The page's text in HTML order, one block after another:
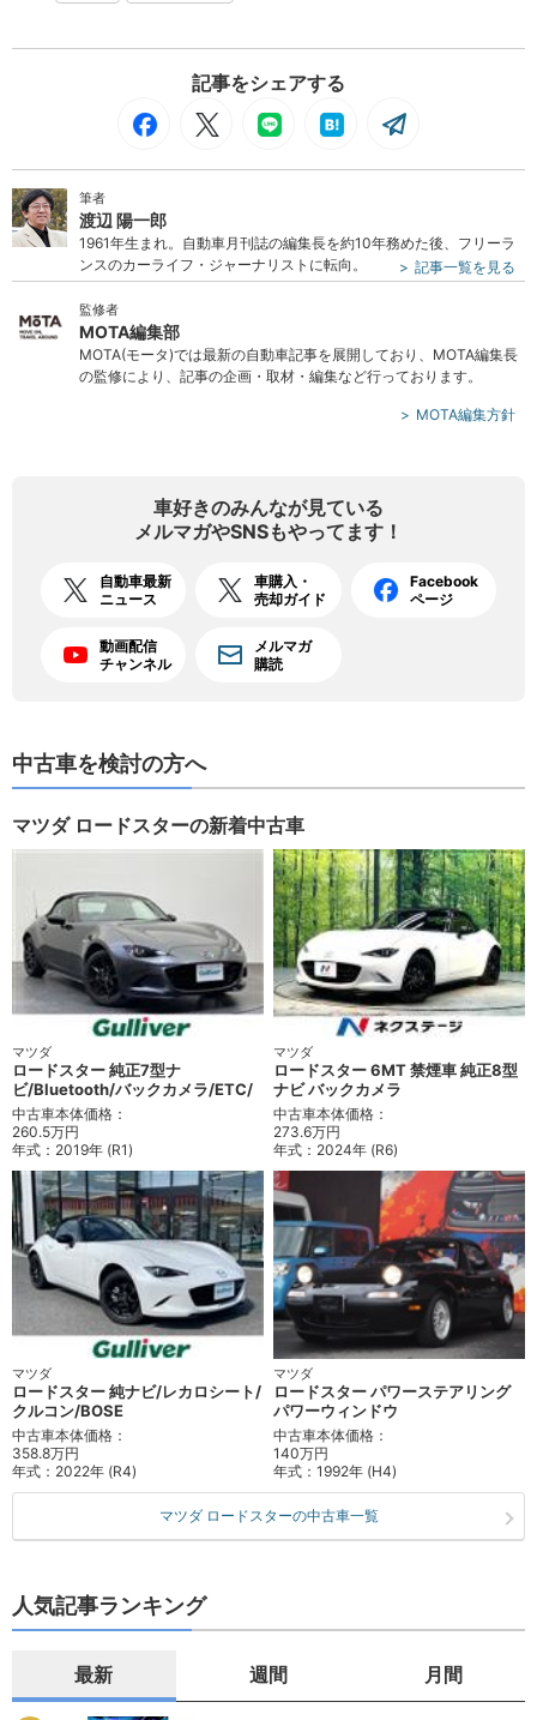
記事をシェアする
筆者
渡辺 陽一郎
1961年生まれ。自動車月刊誌の編集長を約10年務めた後、フリーラ
ンスのカーライフ・ジャーナリストに転向。
記事一覧を見る
監修者
MOTA編集部
MOTA(モータ)では最新の自動車記事を展開しており、MOTA編集長
の監修により、記事の企画・取材・編集など行っております。
MOTA編集方針
車好きのみんなが見ている
メルマガやSNSもやってます！
自動車最新
ニュース
車購入・
売却ガイド
Facebook
ページ
動画配信
チャンネル
メルマガ
購読
中古車を検討の方へ
マツダ ロードスターの新着中古車
マツダ
ロードスター 純正7型ナ
ビ/Bluetooth/バックカメラ/ETC/
中古車本体価格：
260.5万円
年式： 2019年 (R1)
マツダ
ロードスター 6MT 禁煙車 純正8型
ナビ バックカメラ
中古車本体価格：
273.6万円
年式： 2024年 (R6)
マツダ
ロードスター 純ナビ/レカロシート/
クルコン/BOSE
中古車本体価格：
358.8万円
年式： 2022年 (R4)
マツダ
ロードスター パワーステアリング
パワーウィンドウ
中古車本体価格：
140万円
年式：1992年 (H4)
マツダ ロードスターの中古車一覧
人気記事ランキング
最新 週間 月間